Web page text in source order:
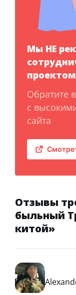
Мы НЕ
проектом
Обратите
с
сайта
Отзывы
быльный
китой»